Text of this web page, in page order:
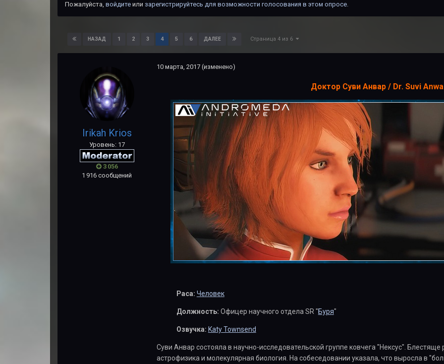
Пожалуйста, войдитеили зарегистрируйтесь для возможности голосования в этом опросе.
НАЗАД 1 2 3 4 5 6 ДАЛЕЕ Страница 4 из 6
Irikah Krios
Уровень: 17
3 056
1 916 сообщений
10 марта, 2017 (изменено)
Доктор Суви Анвар / Dr. Suvi
Раса: Человек
Должность: Офицер научного отдела SR "Буря"
Озвучка: Katy Townsend
Суви Анвар состояла в научно-исследовательской группе ковчега "Нексус". Блестяще
астрофизика и молекулярная биология. На собеседовании указала, что выросла в